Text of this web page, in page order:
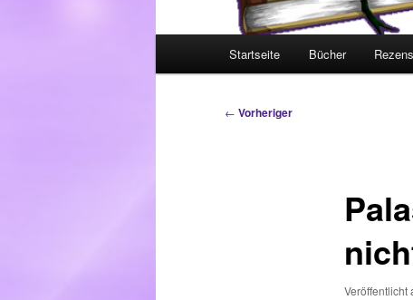
Startseite Bücher
Beitragsnavigation
← Vorheriger
Veröffentlicht